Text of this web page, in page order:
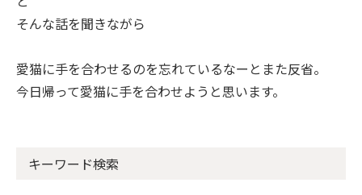
そんな話を聞きながら
愛猫に手を合わせるのを忘れているなーとまた反省。
今日帰って愛猫に手を合わせようと思います。
キーワード検索